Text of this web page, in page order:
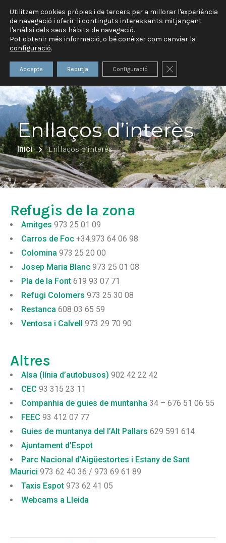
Enllaços d’interès
Inici Enllaços d’interès
Refugis de la zona
Amitges 973 25 01 09
Carros de Foc +34.973 64 06 98
Colomina 973 25 20 00
Josep Maria Blanc 973 25 01 08
Pla de la Font 619 93 07 71
Refugi Colomers 973 25 30 08
Restanca 608 03 65 59
Ventosa i Calvell
973 29 70 90
Altres
Alsa (línia d’autobusos) 902 42 22 42
CEC 93 315 23 11
Companhia de guies de muntanha 34 – 676 51 06 55
FEEC 93 412 07 77
Guies de muntanya del l’Alt Pallars 629 591 614
Ajuntament d’Espot
Parc Nacional d’Aigüestortes i Estany de Sant
Maurici 973 62 40 36 / 973 69 61 89
Taxis Espot 973 62 41 05
Webcams a Lleida
Utilitzem cookies pròpies i de tercers per a millorar l'experiència
de navegació i oferir-li continguts interessants mitjançant
l'anàlisi dels seus hàbits de navegació.
Pot obtenir més informació, o bé conèixer com canviar la
configuració.
Accepta Rebutja Configuració Tanca el bàner